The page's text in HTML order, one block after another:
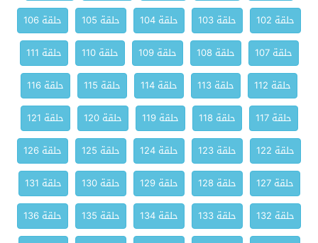
حلقة 102
حلقة 103 حلقة 104 حلقة 105
حلقة 106
حلقة 107
حلقة 108 حلقة 109 حلقة 110
حلقة 111
حلقة 112
حلقة 113 حلقة 114 حلقة 115
حلقة 116
حلقة 117
حلقة 118 حلقة 119 حلقة 120
حلقة 121
حلقة 122
حلقة 123 حلقة 124 حلقة 125
حلقة 126
حلقة 127
حلقة 128 حلقة 129 حلقة 130
حلقة 131
حلقة 132
حلقة 133 حلقة 134 حلقة 135
حلقة 136